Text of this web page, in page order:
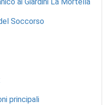
Soccorso
principali